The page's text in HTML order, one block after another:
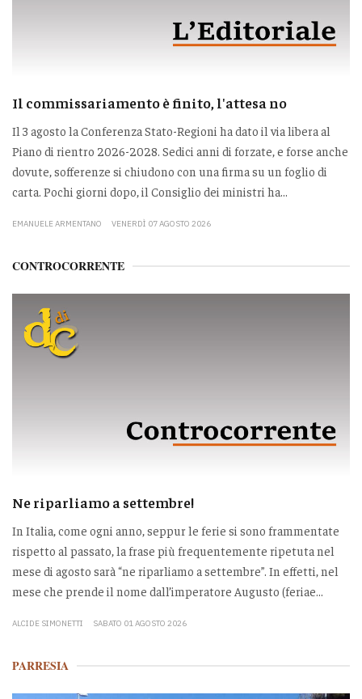
Il commissariamento è finito, l'attesa no
Il 3 agosto la Conferenza Stato-Regioni ha dato il via libera al
Piano di rientro 2026-2028. Sedici anni di forzate, e forse anche
dovute, sofferenze si chiudono con una firma su un foglio di
carta. Pochi giorni dopo, il Consiglio dei ministri ha...
EMANUELE ARMENTANO VENERDÌ 07 AGOSTO 2026
CONTROCORRENTE
Ne riparliamo a settembre!
In Italia, come ogni anno, seppur le ferie si sono frammentate
rispetto al passato, la frase più frequentemente ripetuta nel
mese di agosto sarà “ne riparliamo a settembre”. In effetti, nel
mese che prende il nome dall’imperatore Augusto (feriae...
ALCIDE SIMONETTI SABATO 01 AGOSTO 2026
PARRESIA